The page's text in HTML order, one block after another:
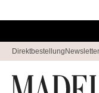
Direktbestellung Newsletter